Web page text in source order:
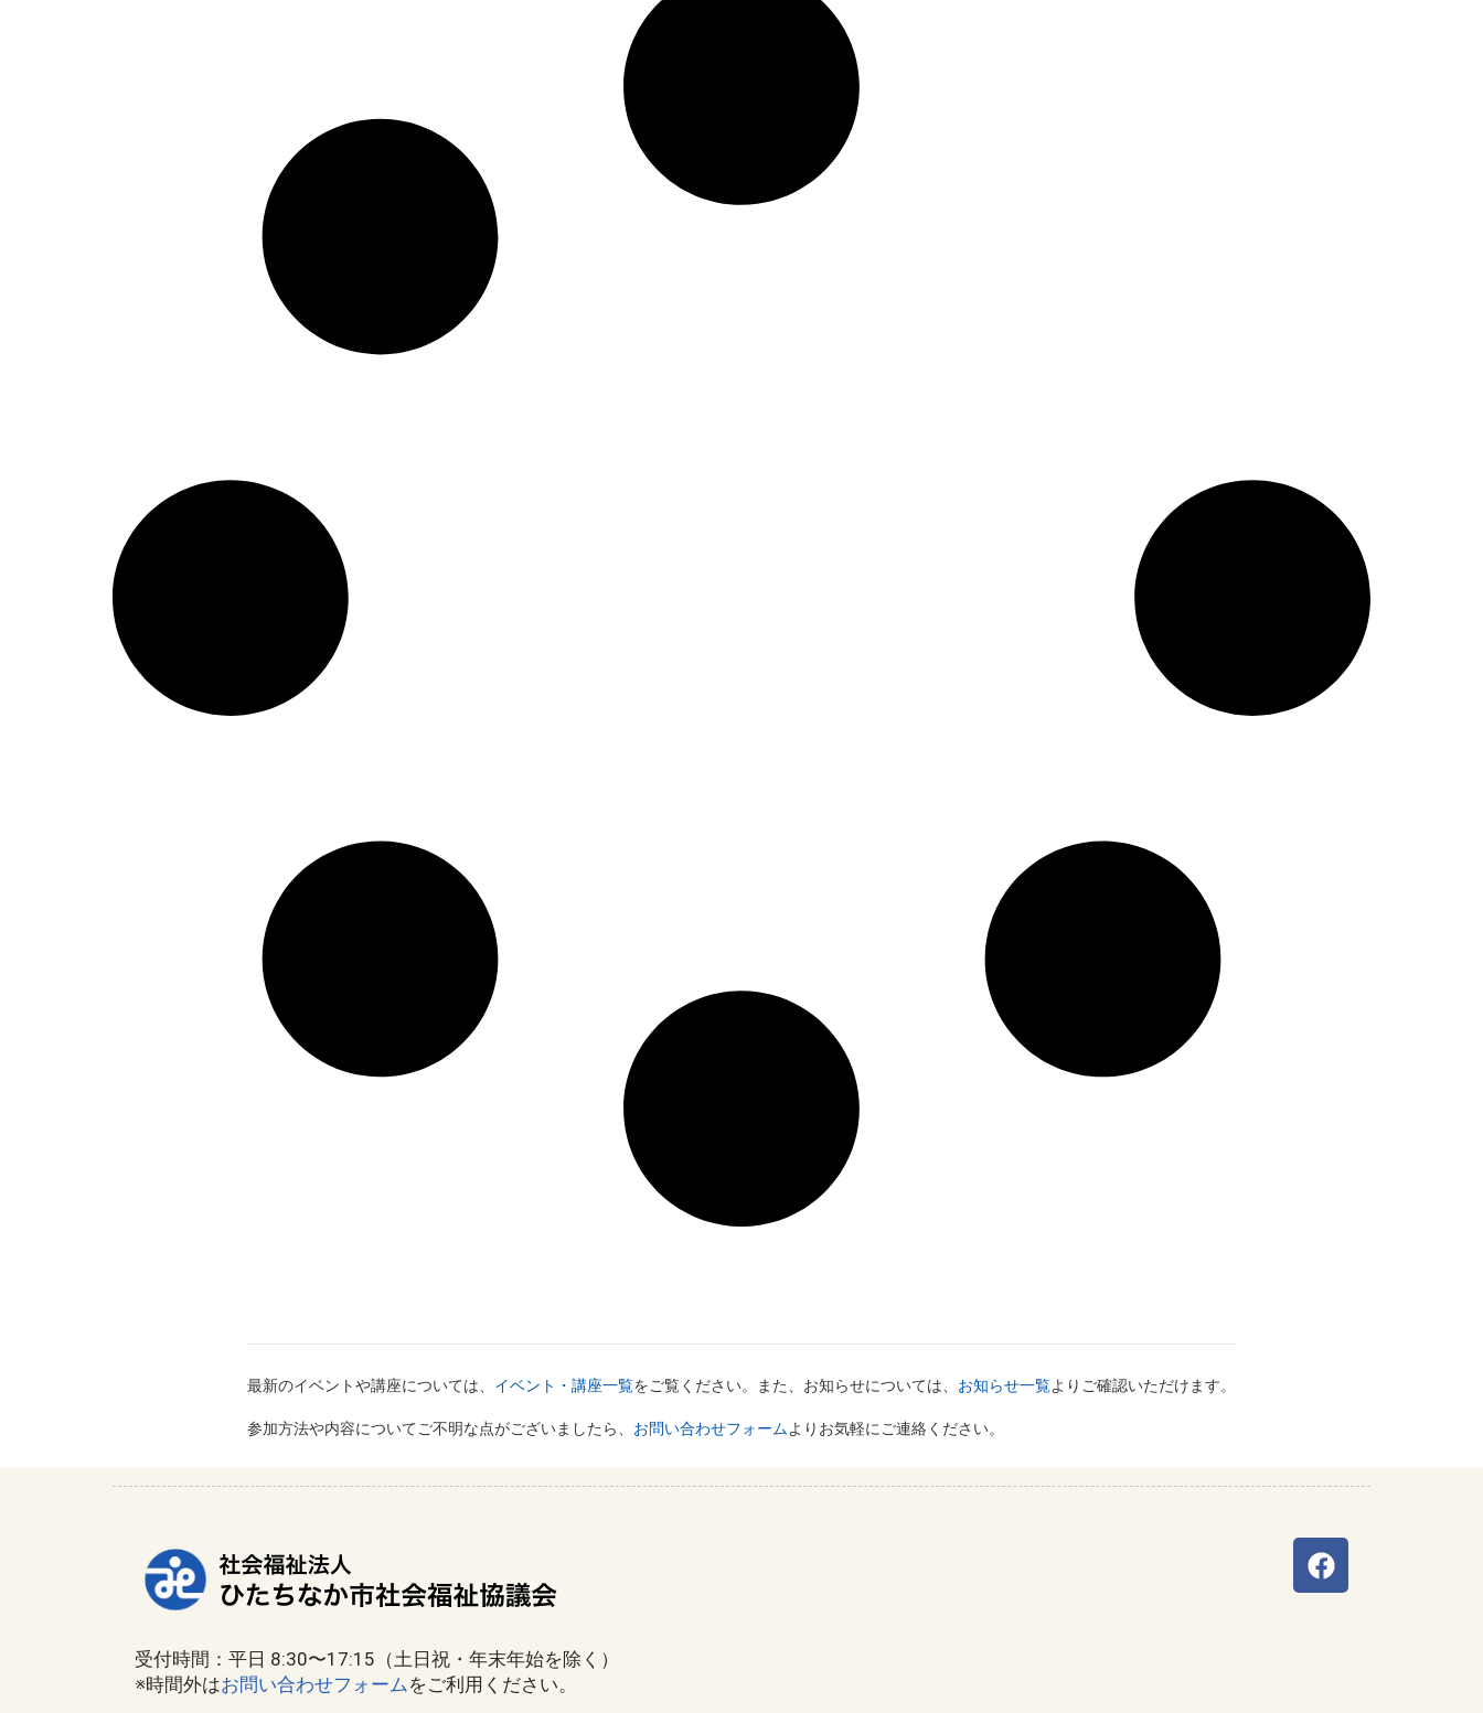
最新のイベントや講座については、 イベント・講座一覧をご覧ください。また、お知らせについては、 お知らせ一覧よりご確認いただけます。
参加方法や内容についてご不明な点がございましたら、 お問い合わせフォームよりお気軽にご連絡ください。
受付時間：平日 8:30〜17:15（土日祝・年末年始を除く）
※時間外はお問い合わせフォームをご利用ください。